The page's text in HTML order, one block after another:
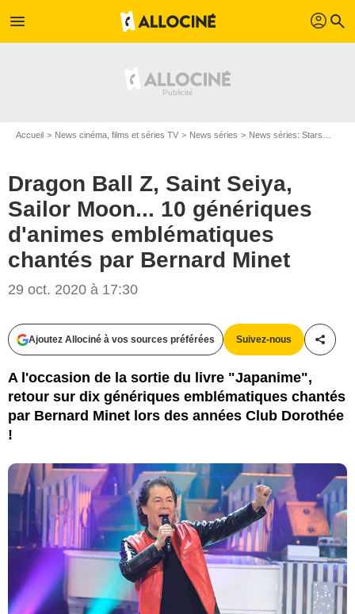
menu profil search
Accueil News cinéma, films et séries TV News séries News séries: Stars
Dragon Ball Z, Saint Seiya,
Sailor Moon... 10 génériques
d'animes emblématiques
chantés par Bernard Minet
29 oct. 2020 à 17:30
Ajoutez Allociné à vos sources préférées Suivez-nous
A l'occasion de la sortie du livre "Japanime",
retour sur dix génériques emblématiques chantés
par Bernard Minet lors des années Club Dorothée
!